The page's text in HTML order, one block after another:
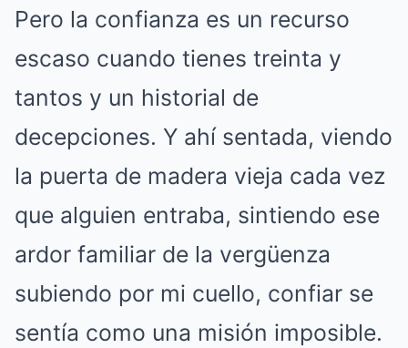
Pero la confianza es un recurso
escaso cuando tienes treinta y
tantos y un historial de
decepciones. Y ahí sentada, viendo
la puerta de madera vieja cada vez
que alguien entraba, sintiendo ese
ardor familiar de la vergüenza
subiendo por mi cuello, confiar se
sentía como una misión imposible.